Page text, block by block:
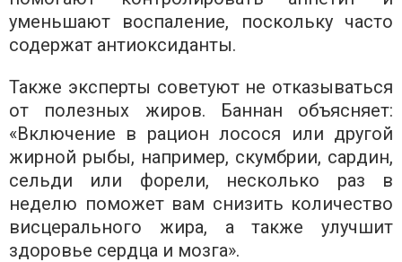
уменьшают воспаление, поскольку часто
содержат антиоксиданты.
Также эксперты советуют не отказываться
от полезных жиров. Баннан объясняет:
«Включение в рацион лосося или другой
жирной рыбы, например, скумбрии, сардин,
сельди или форели, несколько раз в
неделю поможет вам снизить количество
висцерального жира, а также улучшит
здоровье сердца и мозга».